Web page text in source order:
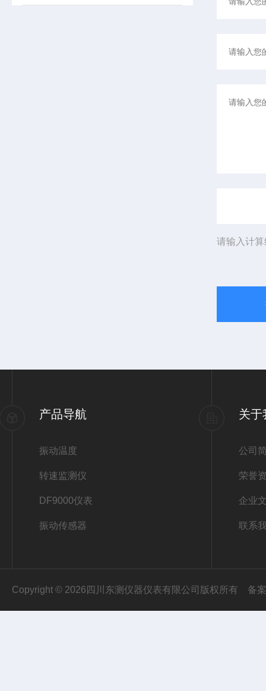
请输入计
产品导航
振动温度
转速监测仪
DF9000仪表
振动传感器
关于
公司
荣誉
企业
联系
Copyright © 2026四川东测仪器仪表有限公司版权所有 备